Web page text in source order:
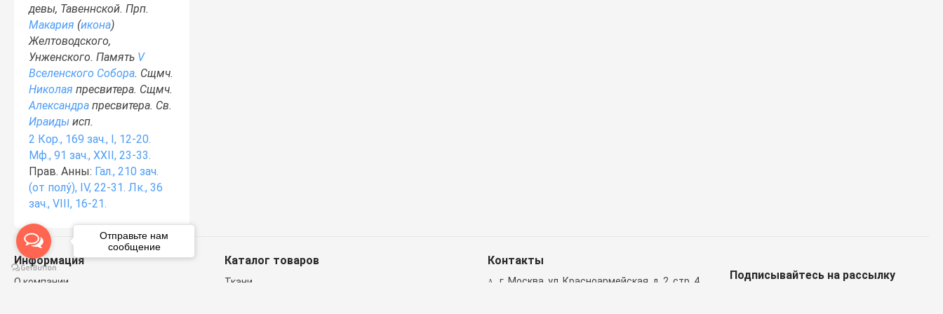
девы, Тавеннской. Прп.
Макария (икона)
Желтоводского,
Унженского. Память V
Вселенского Собора. Сщмч.
Николая пресвитера. Сщмч.
Александра пресвитера. Св.
Ираиды исп.
2 Кор., 169 зач., I, 12-20.
Мф., 91 зач., XXII, 23-33.
Прав. Анны: Гал., 210 зач.
(от полу́), IV, 22-31. Лк., 36
зач., VIII, 16-21.
Информация
О компании
Каталог товаров
Ткани
Контакты
г. Москва, ул. Красноармейская, д. 2, стр. 4 Подписывайтесь на рассылку
Отправьте нам
сообщение